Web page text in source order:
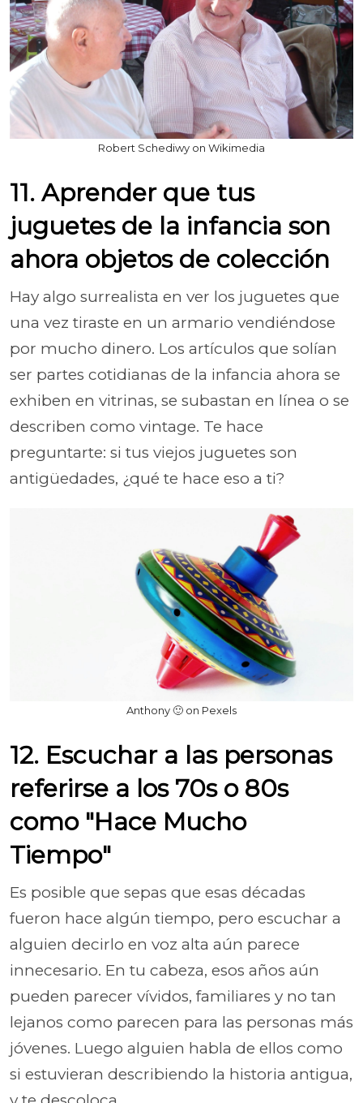
Robert Schediwy on Wikimedia
11. Aprender que tus
juguetes de la infancia son
ahora objetos de colección
Hay algo surrealista en ver los juguetes que
una vez tiraste en un armario vendiéndose
por mucho dinero. Los artículos que solían
ser partes cotidianas de la infancia ahora se
exhiben en vitrinas, se subastan en línea o se
describen como vintage. Te hace
preguntarte: si tus viejos juguetes son
antigüedades, ¿qué te hace eso a ti?
Anthony 🙂 on Pexels
12. Escuchar a las personas
referirse a los 70s o 80s
como "Hace Mucho
Tiempo"
Es posible que sepas que esas décadas
fueron hace algún tiempo, pero escuchar a
alguien decirlo en voz alta aún parece
innecesario. En tu cabeza, esos años aún
pueden parecer vívidos, familiares y no tan
lejanos como parecen para las personas más
jóvenes. Luego alguien habla de ellos como
si estuvieran describiendo la historia antigua,